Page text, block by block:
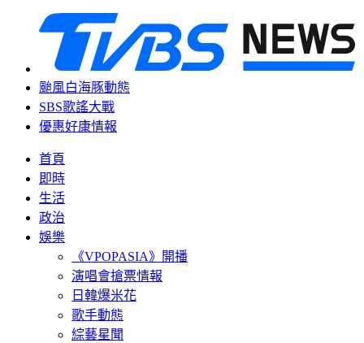
颱風白海豚動態
SBS歌謠大戰
優惠好康情報
首頁
即時
生活
政治
娛樂
《VPOPASIA》開播
演唱會搶票情報
日韓爆米花
歌手動態
綜藝星聞